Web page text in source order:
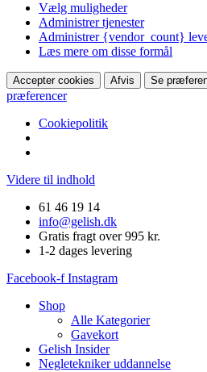
Vælg muligheder
Administrer tjenester
Administrer {vendor_count}
Læs mere om disse formål
Accepter cookies Afvis Se
præferencer
Cookiepolitik
Videre til indhold
61 46 19 14
info@gelish.dk
Gratis fragt over 995 kr.
1-2 dages levering
Facebook-f Instagram
Shop
Alle Kategorier
Gavekort
Gelish Insider
Negletekniker uddannelse